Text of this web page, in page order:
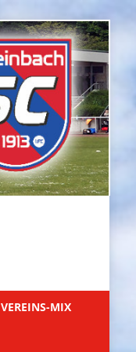
VEREINS-MIX